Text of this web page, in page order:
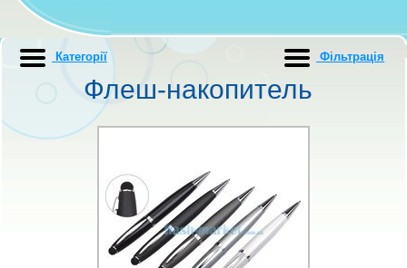
Флеш-накопитель
Категорії Фiльтрацiя